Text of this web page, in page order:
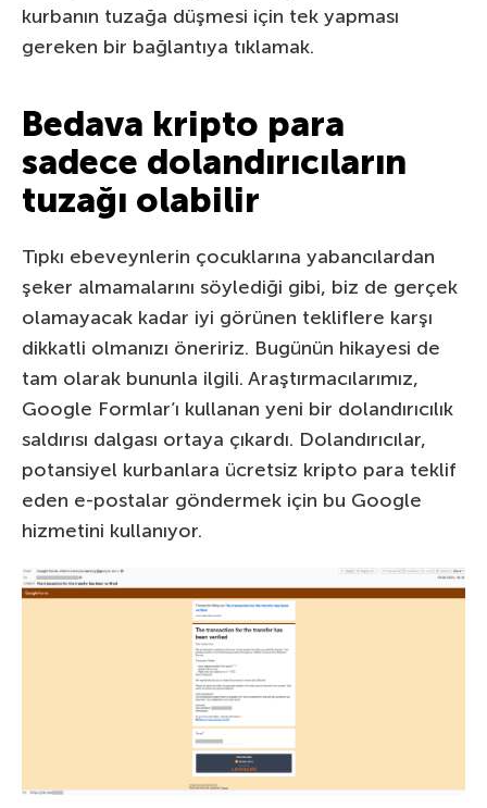
kurbanın tuzağa düşmesi için tek yapması
gereken bir bağlantıya tıklamak.
Bedava kripto para
sadece dolandırıcıların
tuzağı olabilir
Tıpkı ebeveynlerin çocuklarına yabancılardan
şeker almamalarını söylediği gibi, biz de gerçek
olamayacak kadar iyi görünen tekliflere karşı
dikkatli olmanızı öneririz. Bugünün hikayesi de
tam olarak bununla ilgili. Araştırmacılarımız,
Google Formlar’ı kullanan yeni bir dolandırıcılık
saldırısı dalgası ortaya çıkardı. Dolandırıcılar,
potansiyel kurbanlara ücretsiz kripto para teklif
eden e-postalar göndermek için bu Google
hizmetini kullanıyor.